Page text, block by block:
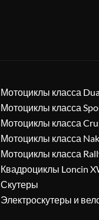
Мотоциклы класса
Мотоциклы класса
Мотоциклы класса
Мотоциклы класса
Мотоциклы класса
Квадроциклы Loncin
Скутеры
Электроскутеры и